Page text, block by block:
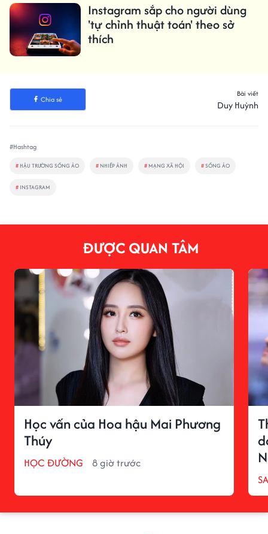
Instagram sắp cho người dùng
'tự chỉnh thuật toán' theo sở
thích
Chia sẻ
Bài viết
Duy Huỳnh
#Hashtag
# HẬU TRƯỜNG SỐNG ẢO # NHIẾP ẢNH # MẠNG XÃ HỘI #SỐNG ẢO
# INSTAGRAM
ĐƯỢC QUAN TÂM
Học vấn của Hoa hậu Mai Phương
Thúy
HỌC ĐƯỜNG 8 giờ trước